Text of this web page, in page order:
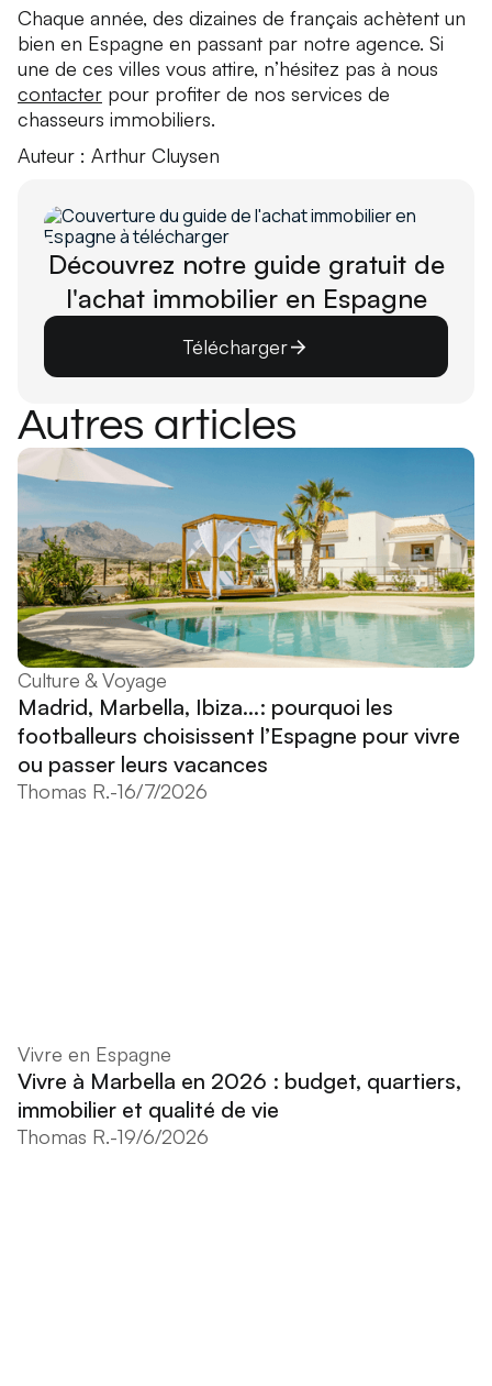
Chaque année, des dizaines de français achètent un
bien en Espagne en passant par notre agence. Si
une de ces villes vous attire, n’hésitez pas à nous
contacter pour profiter de nos services de
chasseurs immobiliers.
Auteur : Arthur Cluysen
Découvrez notre guide gratuit de
l'achat immobilier en Espagne
Télécharger
Autres articles
Culture & Voyage
Madrid, Marbella, Ibiza...: pourquoi les
footballeurs choisissent l’Espagne pour vivre
ou passer leurs vacances
Thomas R.-16/7/2026
Vivre en Espagne
Vivre à Marbella en 2026 : budget, quartiers,
immobilier et qualité de vie
Thomas R.-19/6/2026